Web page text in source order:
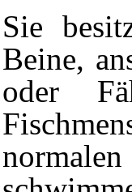
Sie
Beine,
oder